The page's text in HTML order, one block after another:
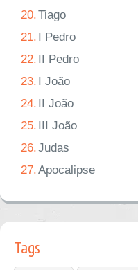
20.Tiago
21. I Pedro
22. II Pedro
23. I João
24. II João
25. III João
26.Judas
27.Apocalipse
Tags